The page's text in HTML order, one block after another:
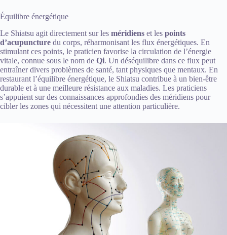
Équilibre énergétique
Le Shiatsu agit directement sur les méridiens et les points
d’acupuncture du corps, réharmonisant les flux énergétiques. En
stimulant ces points, le praticien favorise la circulation de l’énergie
vitale, connue sous le nom de Qi. Un déséquilibre dans ce flux peut
entraîner divers problèmes de santé, tant physiques que mentaux. En
restaurant l’équilibre énergétique, le Shiatsu contribue à un bien-être
durable et à une meilleure résistance aux maladies. Les praticiens
s’appuient sur des connaissances approfondies des méridiens pour
cibler les zones qui nécessitent une attention particulière.